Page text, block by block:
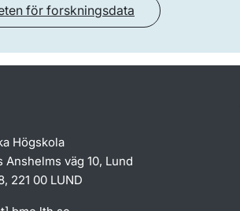
för forskningsdata
Högskola
Anshelms väg 10, Lund
221 00 LUND